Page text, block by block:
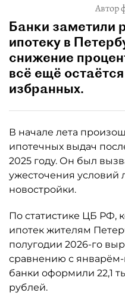
Автор
Банки заметили
ипотеку в
снижение
всё ещё
избранных.
В начале лета
ипотечных выдач
2025 году. Он был
ужесточения условий
новостройки.
По статистике ЦБ РФ,
ипотек жителям
полугодии 2026-го
сравнению с
банки оформили 22,1
рублей.